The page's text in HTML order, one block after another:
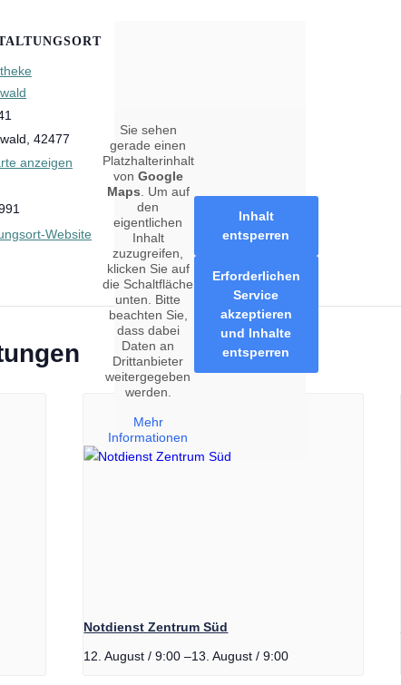
42477
anzeigen
Website
Sie sehen
gerade einen
Platzhalterinhalt
von Google
Maps . Um auf
den
eigentlichen
Inhalt
zuzugreifen,
klicken Sie auf
die Schaltfläche
unten. Bitte
beachten Sie,
dass dabei
Daten an
Drittanbieter
weitergegeben
werden.
Mehr
Informationen
Inhalt
entsperren
Erforderlichen
Service
akzeptieren
und Inhalte
entsperren
Notdienst Zentrum Süd
12. August / 9:00 –13. August / 9:00